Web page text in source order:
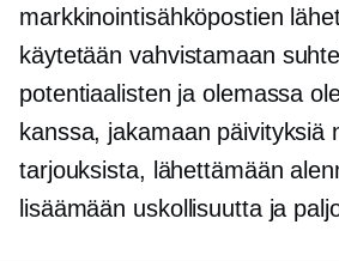
markkinointisähköpostien
käytetään vahvistamaan
potentiaalisten ja olemassa
kanssa, jakamaan päivityksiä
tarjouksista, lähettämään
lisäämään uskollisuutta ja